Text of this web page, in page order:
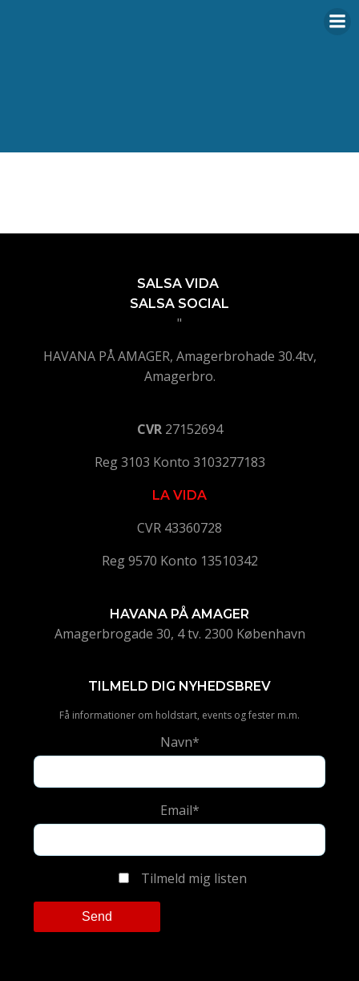
SALSA VIDA
SALSA SOCIAL
"
HAVANA PÅ AMAGER, Amagerbrohade 30.4tv,
Amagerbro.
CVR 27152694
Reg 3103 Konto 3103277183
LA VIDA
CVR 43360728
Reg 9570 Konto 13510342
HAVANA PÅ AMAGER
Amagerbrogade 30, 4 tv. 2300 København
TILMELD DIG NYHEDSBREV
Få informationer om holdstart, events og fester m.m.
Navn*
Email*
Tilmeld mig listen